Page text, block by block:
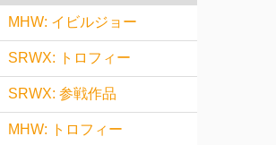
MHW: イビルジョー
SRWX: トロフィー
SRWX: 参戦作品
MHW: トロフィー